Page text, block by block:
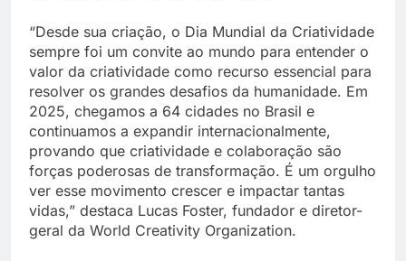
“Desde sua criação, o Dia Mundial da Criatividade
sempre foi um convite ao mundo para entender o
valor da criatividade como recurso essencial para
resolver os grandes desafios da humanidade. Em
2025, chegamos a 64 cidades no Brasil e
continuamos a expandir internacionalmente,
provando que criatividade e colaboração são
forças poderosas de transformação. É um orgulho
ver esse movimento crescer e impactar tantas
vidas,” destaca Lucas Foster, fundador e diretor-
geral da World Creativity Organization.